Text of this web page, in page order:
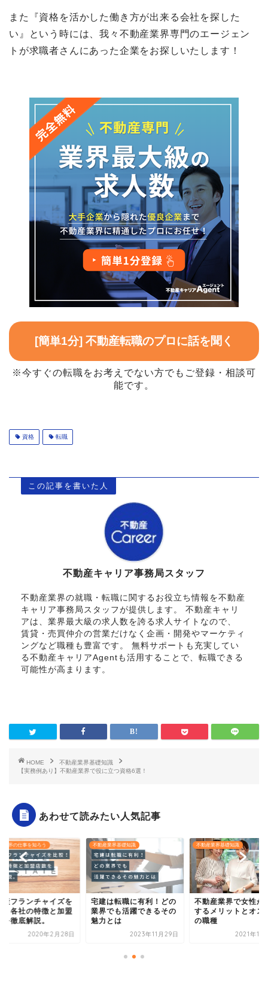
また『資格を活かした働き方が出来る会社を探した
い』という時には、我々不動産業界専門のエージェン
トが求職者さんにあった企業をお探しいたします！
[簡単1分] 不動産転職のプロに話を聞く
※今すぐの転職をお考えでない方でもご登録・相談可
能です。
資格 転職
この記事を書いた人
不動産キャリア事務局スタッフ
不動産業界の就職・転職に関するお役立ち情報を不動産
キャリア事務局スタッフが提供します。 不動産キャリ
アは、業界最大級の求人数を誇る求人サイトなので、
賃貸・売買仲介の営業だけなく企画・開発やマーケティ
ングなど職種も豊富です。 無料サポートも充実してい
る不動産キャリアAgentも活用することで、転職できる
可能性が高まります。
HOME
不動産業界基礎知識
【実務例あり】不動産業界で役に立つ資格6選！
あわせて読みたい人気記事
業界基礎知識
は転職に有利！どの
でも活躍できるその
とは
2023年11月29日
不動産業界基礎知識
不動産業界で女性が転職
するメリットとオススメ
の職種
2021年11月10日
不動産業界の仕事を知ろう
不動産フランチャイ
比較！各社の特徴と
店数を徹底解説。
2020年2